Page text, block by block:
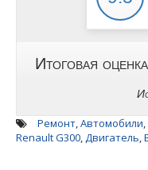
Итоговая
Ремонт,Автомобили,
Renault G300,Двигатель,
Вискомуфта
Вискомуфта